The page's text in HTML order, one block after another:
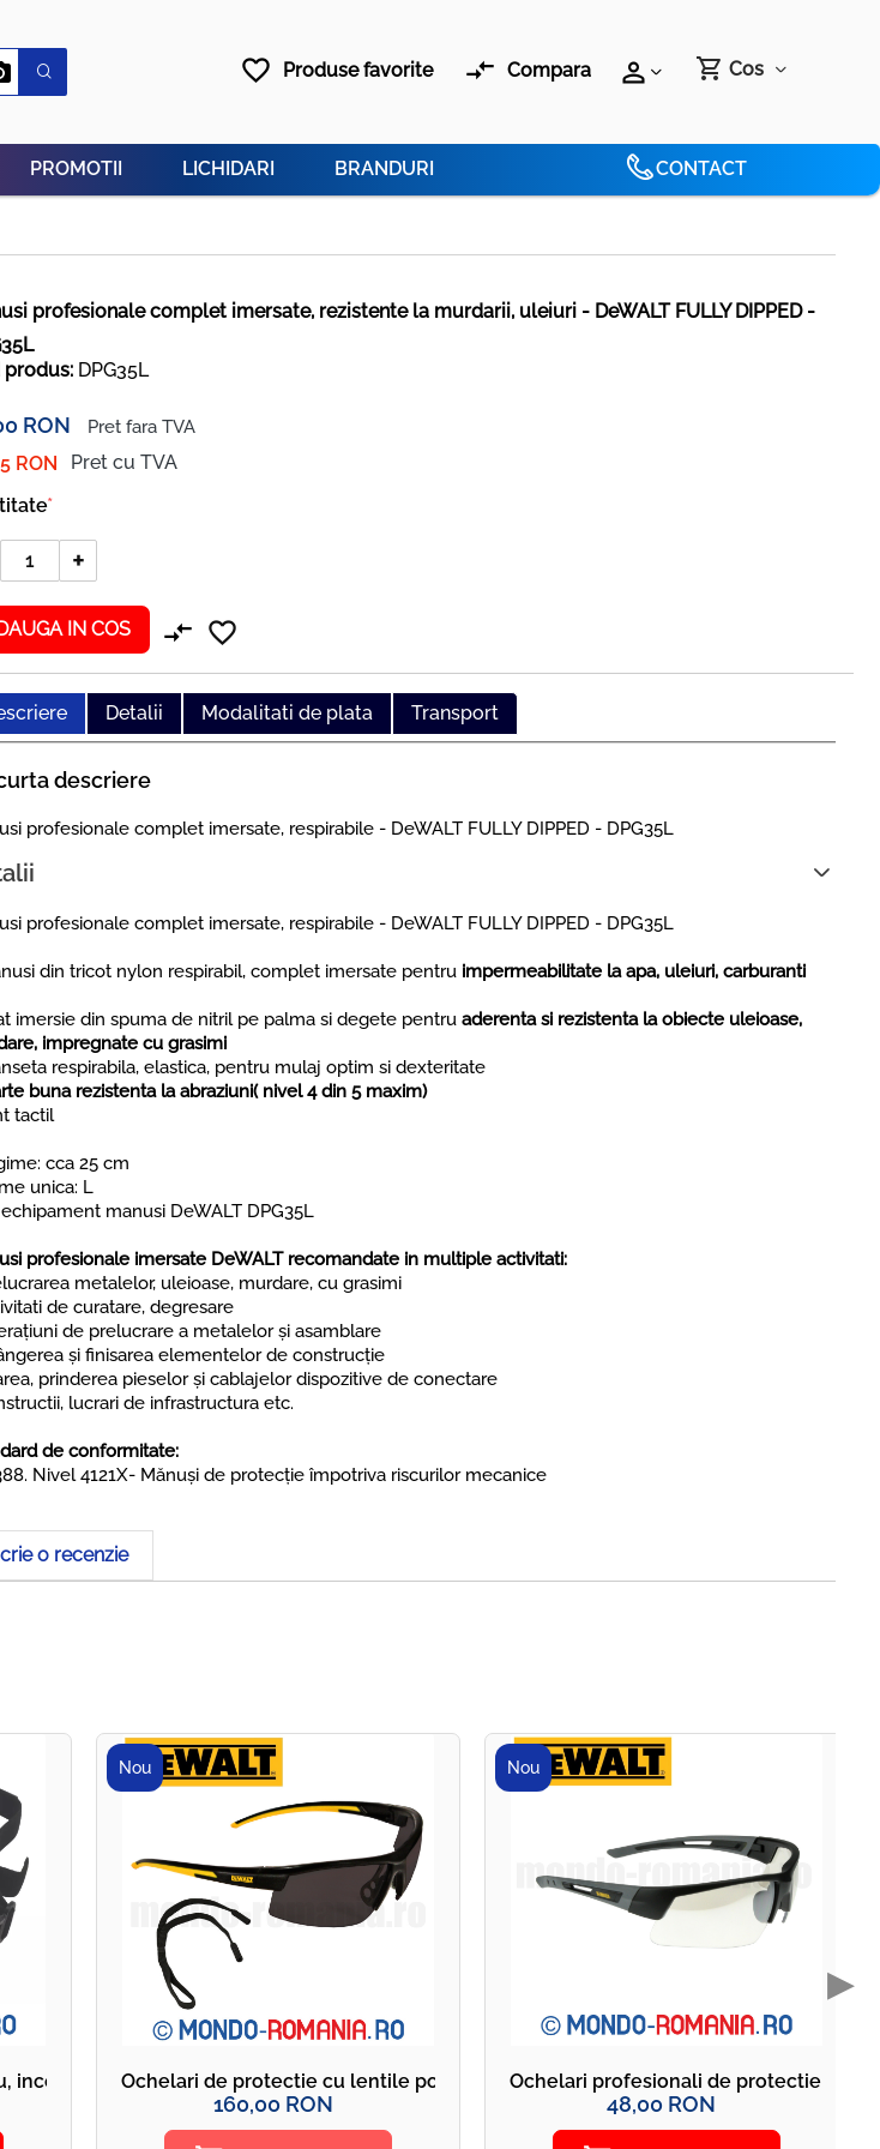
favorite_border Produse favorite compare_arrows Compara perm_identity shopping_cart Cos
PROMOTII LICHIDARI BRANDURI CONTACT
profesionale complet imersate, rezistente la murdarii, uleiuri - DeWALT FULLY DIPPED -
produs: DPG35L
RON Pret fara TVA
RON
Pret cu TVA
+
compare_arrows favorite_border
IN COS
Detalii Modalitati de plata Transport
descriere
profesionale complet imersate, respirabile - DeWALT FULLY DIPPED - DPG35L
profesionale complet imersate, respirabile - DeWALT FULLY DIPPED - DPG35L
din tricot nylon respirabil, complet imersate pentru impermeabilitate la apa, uleiuri, carburanti
imersie din spuma de nitril pe palma si degete pentru aderenta si rezistenta la obiecte uleioase,
impregnate cu grasimi
respirabila, elastica, pentru mulaj optim si dexteritate
buna rezistenta la abraziuni( nivel 4 din 5 maxim)
tactil
cca 25 cm
unica: L
manusi DeWALT DPG35L
profesionale imersate DeWALT recomandate in multiple activitati:
metalelor, uleioase, murdare, cu grasimi
de curatare, degresare
de prelucrare a metalelor și asamblare
și finisarea elementelor de construcție
prinderea pieselor și cablajelor dispozitive de conectare
lucrari de infrastructura etc.
de conformitate:
Nivel 4121X- Mănuşi de protecţie împotriva riscurilor mecanice
o recenzie
DeWALT CONCEALER
Nou
Ochelari de protectie cu lentile polarizate - DeWALT HDP Polarised Smoke -
160,00 RON
Nou
Ochelari profesionali de protectie si
48,00 RON
▶